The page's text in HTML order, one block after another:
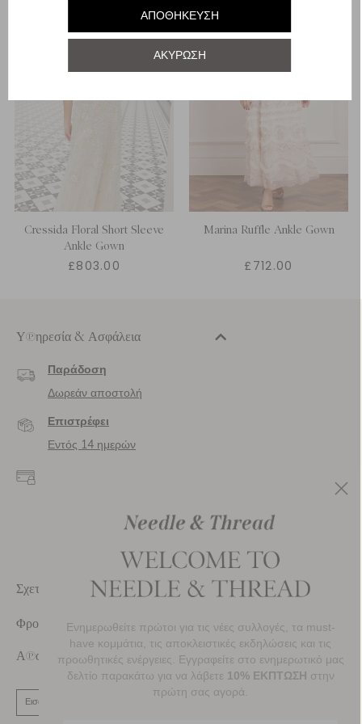
ΑΠΟΘΉΚΕΥΣΗ
ΑΚΎΡΩΣΗ
ΗΝΩΜΈΝΟ ΒΑΣΊΛΕΙΟ 22
ΗΝΩΜΈΝΟ ΒΑΣΊΛΕΙΟ 24
Cressida Floral Short Sleeve
Ankle Gown
£803.00
Marina Ruffle Ankle Gown
£712.00
Υπηρεσία & Ασφάλεια
Παράδοση
Δωρεάν αποστολή
Επιστρέφει
Εντός 14 ημερών
προσωπικά δεδομένα.
Σχετικά Με Εμάς
Φροντίδα Πελατών
Απολαύστε 10% Έκπτωση Στην Πρώτη Σας Παραγγελία
Ενημερωθείτε πρώτοι για τις νέες συλλογές, τα must-
have κομμάτια, τις αποκλειστικές εκδηλώσεις και τις
προωθητικές ενέργειες. Εγγραφείτε στο ενημερωτικό μας
δελτίο παρακάτω για να λάβετε 10% ΕΚΠΤΩΣΗ στην
πρώτη σας αγορά.